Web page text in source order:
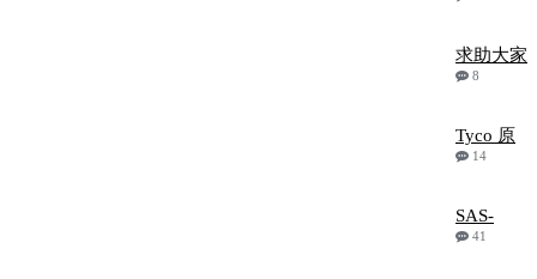
求助大家
8
Tyco 原
14
SAS-
41